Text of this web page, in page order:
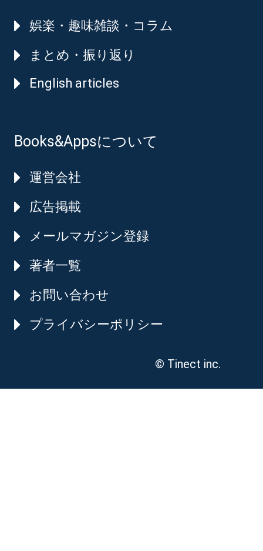
娯楽・趣味雑談・コラム
まとめ・振り返り
English articles
Books&Appsについて
運営会社
広告掲載
メールマガジン登録
著者一覧
お問い合わせ
プライバシーポリシー
© Tinect inc.